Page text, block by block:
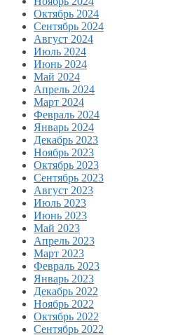
Октябрь 2024
Сентябрь 2024
Август 2024
Июль 2024
Июнь 2024
Май 2024
Апрель 2024
Март 2024
Февраль 2024
Январь 2024
Декабрь 2023
Ноябрь 2023
Октябрь 2023
Сентябрь 2023
Август 2023
Июль 2023
Июнь 2023
Май 2023
Апрель 2023
Март 2023
Февраль 2023
Январь 2023
Декабрь 2022
Ноябрь 2022
Октябрь 2022
Сентябрь 2022